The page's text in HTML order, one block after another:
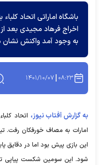
باشگاه اماراتی اتحاد
اخراج فرهاد مجیدی
به وجود آمد واکنش نشان
۰۸:۲۳ ۱۴۰۱/۱۰/۰۷
به گزارش آفتاب نیوز، اتحاد
امارات به مصاف خورفکان رفت.
این بازی پیش بود اما در دقایق
شود. این سومین شکست پیاپی